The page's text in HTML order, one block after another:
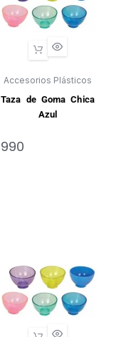
Accesorios Plásticos
Taza de Goma Chica
Azul
990